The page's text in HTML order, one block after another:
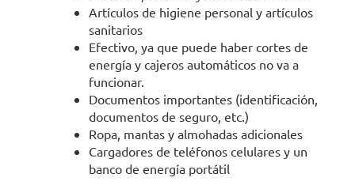
Artículos de higiene personal y artículos
sanitarios
Efectivo, ya que puede haber cortes de
energía y cajeros automáticos no va a
funcionar.
Documentos importantes (identificación,
documentos de seguro, etc.)
Ropa, mantas y almohadas adicionales
Cargadores de teléfonos celulares y un
banco de energía portátil